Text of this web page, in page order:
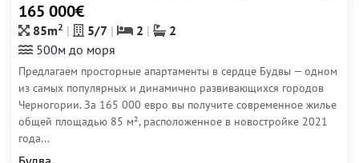
165 000€
85m2 5/7 2
2
500м до моря
Предлагаем просторные апартаменты в сердце Будвы — одном
из самых популярных и динамично развивающихся городов
Черногории. За 165 000 евро вы получите современное жилье
общей площадью 85 м², расположенное в новостройке 2021
года...